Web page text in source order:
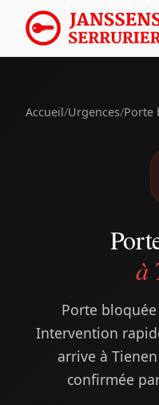
Accueil/Urgences/Porte
à
Porte
Intervention
arrive à
confirmée